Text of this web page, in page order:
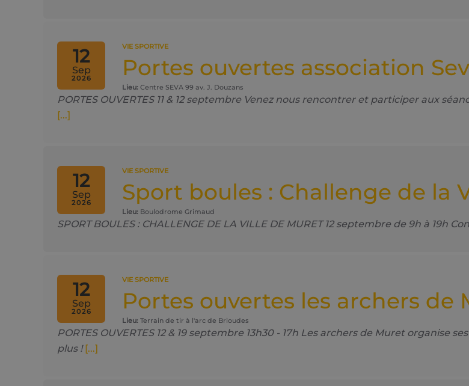
12
Sep
2026
VIE SPORTIVE
Portes ouvertes association
Lieu: Centre SEVA 99 av. J. Douzans
PORTES OUVERTES 11 & 12 septembre Venez nous rencontrer et participer aux
[...]
12
Sep
2026
VIE SPORTIVE
Sport boules : Challenge de la
Lieu: Boulodrome Grimaud
SPORT BOULES : CHALLENGE DE LA VILLE DE MURET 12 septembre de 9h à 19h
12
Sep
2026
VIE SPORTIVE
Portes ouvertes les archers de
Lieu: Terrain de tir à l'arc de Brioudes
PORTES OUVERTES 12 & 19 septembre 13h30 - 17h Les archers de Muret organise
plus ! [...]